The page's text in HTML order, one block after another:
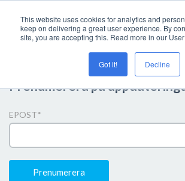
This website uses cookies for analytics and
keep on delivering a great user experience. By
site, you are accepting this. Read more in our User
Got it! Decline
Prenumerera på
EPOST*